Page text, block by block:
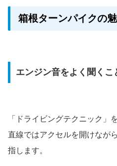
箱根ターンパイクの
エンジン音をよく聞くこ
「ドライビングテクニック」
直線ではアクセルを開けなが
指します。